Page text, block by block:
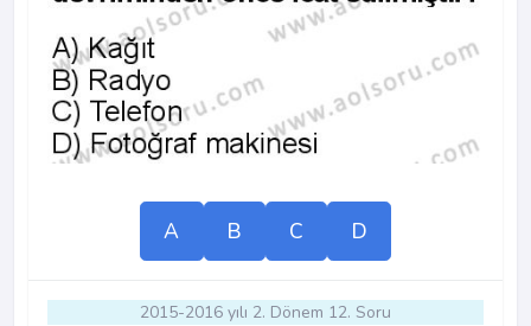
A B C D
2015-2016 yılı 2. Dönem 12. Soru